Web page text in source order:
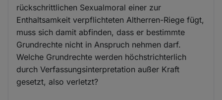
rückschrittlichen Sexualmoral einer zur
Enthaltsamkeit verpflichteten Altherren-Riege fügt,
muss sich damit abfinden, dass er bestimmte
Grundrechte nicht in Anspruch nehmen darf.
Welche Grundrechte werden höchstrichterlich
durch Verfassungsinterpretation außer Kraft
gesetzt, also verletzt?